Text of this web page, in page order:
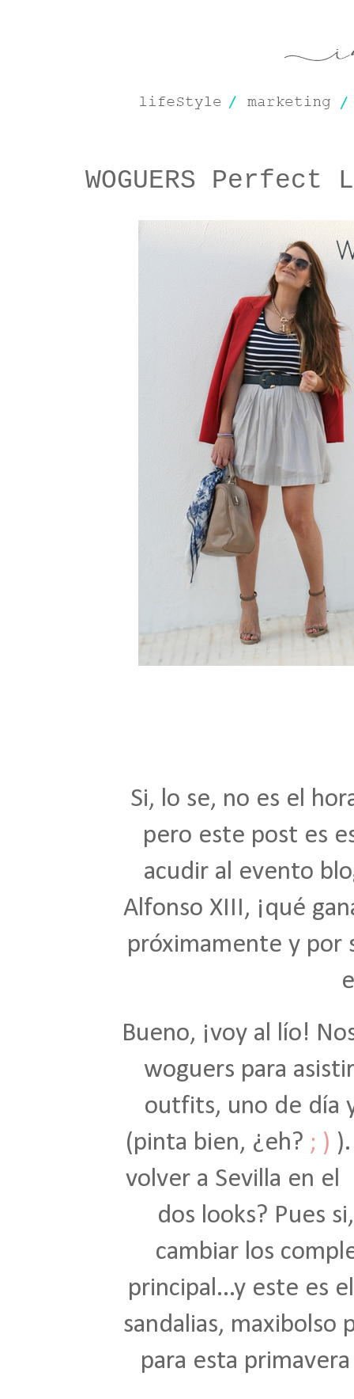
WOGUERS Perfect
Si, lo se, no es el
pero este post es
acudir al evento
Alfonso XIII, ¡qué
próximamente y por
Bueno, ¡voy al lío!
woguers para
outfits, uno de día
(pinta bien, ¿eh? ; )
volver a Sevilla en el
dos looks? Pues
cambiar los
principal...y este es
sandalias, maxibolso
para esta